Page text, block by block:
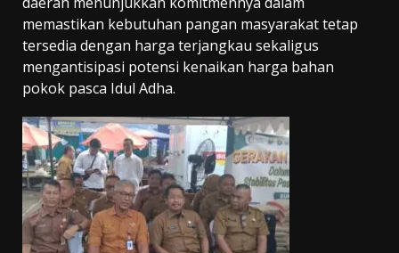
memastikan kebutuhan pangan masyarakat tetap
tersedia dengan harga terjangkau sekaligus
mengantisipasi potensi kenaikan harga bahan
pokok pasca Idul Adha.